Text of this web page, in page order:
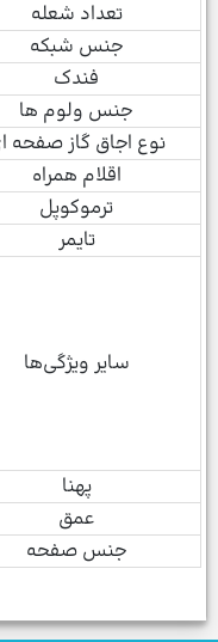
تعداد شعله
جنس شبکه
فندک
جنس ولوم ها
نوع اجاق گاز صفحه
اقلام همراه
ترموکوپل
تایمر
سایر ویژگی‌ها
پهنا
عمق
جنس صفحه